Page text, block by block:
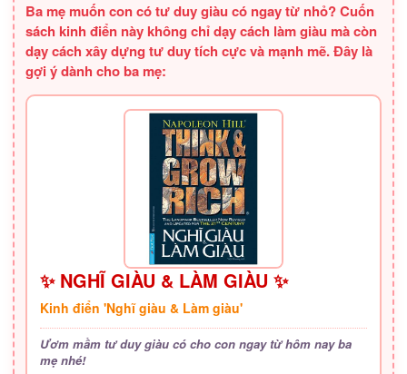
Ba mẹ muốn con có tư duy giàu có ngay từ nhỏ? Cuốn
sách kinh điển này không chỉ dạy cách làm giàu mà còn
dạy cách xây dựng tư duy tích cực và mạnh mẽ. Đây là
gợi ý dành cho ba mẹ:
✨ NGHĨ GIÀU & LÀM GIÀU ✨
Kinh điển 'Nghĩ giàu & Làm giàu'
Ươm mầm tư duy giàu có cho con ngay từ hôm nay ba
mẹ nhé!